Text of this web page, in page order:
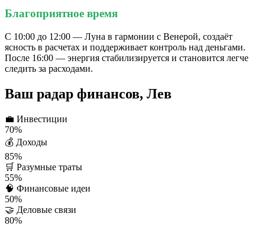
Благоприятное время
С 10:00 до 12:00 — Луна в гармонии с Венерой, создаёт
ясность в расчетах и поддерживает контроль над деньгами.
После 16:00 — энергия стабилизируется и становится легче
следить за расходами.
Ваш радар финансов, Лев
💼 Инвестиции
70%
💰 Доходы
85%
🛒 Разумные траты
55%
🧠 Финансовые идеи
50%
🤝 Деловые связи
80%